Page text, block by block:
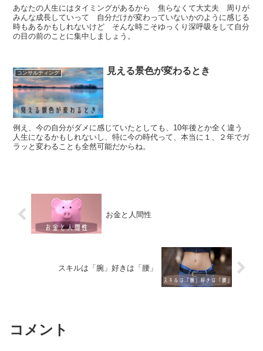
あなたの人生にはタイミングがあるから 焦らなくて大丈夫 周りが
みんな成長していって 自分だけが変わっていないかのように感じる
時もあるかもしれないけど そんな時こそゆっくり深呼吸をして自分
の目の前のことに集中しましょう。
コンサルティング 見える景色が変わるとき
例え、今の自分がダメに感じていたとしても、10年後とか全く違う
人生になるかもしれないし、特に今の時代って、本当に１、２年でガ
ラッと変わることも全然可能だからね。
お金と人間性
スキルは「腕」好きは「腰」
コメント